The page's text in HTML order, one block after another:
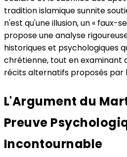
tradition islamique sunnite
n'est qu'une illusion, un « faux-
propose une analyse
historiques et psychologiques
chrétienne, tout en examinant
récits alternatifs proposés par
L'Argument du
Preuve
Incontournable